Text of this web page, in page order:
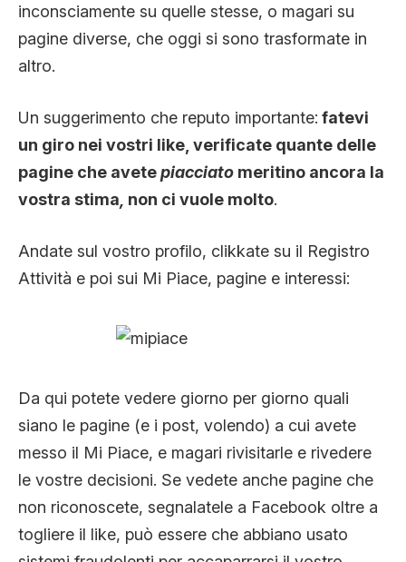
inconsciamente su quelle stesse, o magari su
pagine diverse, che oggi si sono trasformate in
altro.
Un suggerimento che reputo importante: fatevi
un giro nei vostri like, verificate quante delle
pagine che avetepiacciato meritino ancora la
vostra stima non ci vuole molto.
Andate sul vostro profilo, clikkate su il Registro
Attività e poi sui Mi Piace, pagine e interessi:
Da qui potete vedere giorno per giorno quali
siano le pagine (e i post, volendo) a cui avete
messo il Mi Piace, e magari rivisitarle e rivedere
le vostre decisioni. Se vedete anche pagine che
non riconoscete, segnalatele a Facebook oltre a
togliere il like, può essere che abbiano usato